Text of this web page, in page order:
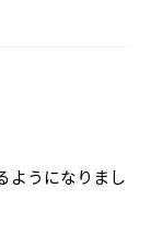
ようになりまし